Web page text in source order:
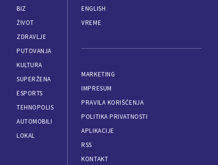
BIZ
ŽIVOT
ZDRAVLJE
PUTOVANJA
KULTURA
SUPERŽENA
ESPORTS
TEHNOPOLIS
AUTOMOBILI
LOKAL
ENGLISH
VREME
MARKETING
IMPRESUM
PRAVILA KORIŠĆENJA
POLITIKA PRIVATNOSTI
APLIKACIJE
RSS
KONTAKT